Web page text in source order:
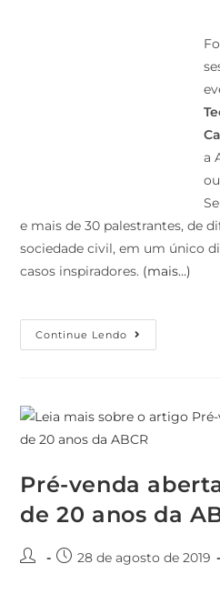
a
e mais de 30 palestrantes, de
sociedade civil, em um único
casos inspiradores. (mais…)
Continue Lendo
Pré-venda
de 20 anos da
28 de agosto de 2019